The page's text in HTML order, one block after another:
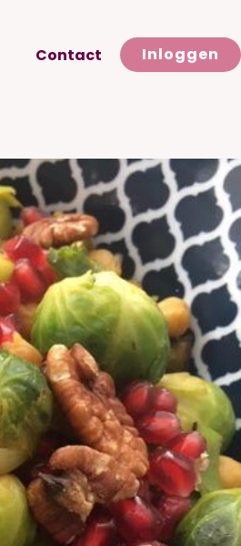
Contact Inloggen